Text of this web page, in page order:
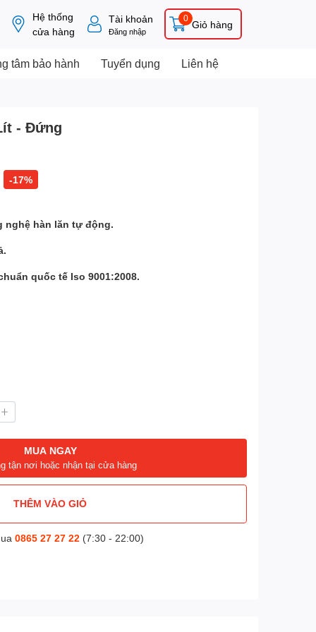
Hệ thống
cửa hàng
Tài khoản
Đăng nhập
Giỏ hàng
0
tâm bảo hành Tuyển dụng Liên hệ
- Đứng
-17%
nghệ hàn lăn tự động.
quốc tế Iso 9001:2008.
MUA NGAY
tận nơi hoặc nhận tại cửa hàng
THÊM VÀO GIỎ
0865 27 27 22(7:30 - 22:00)